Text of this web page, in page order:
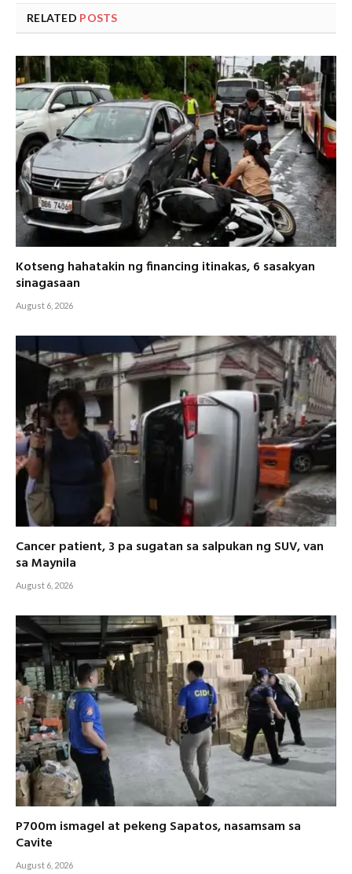
RELATED POSTS
Kotseng hahatakin ng financing itinakas, 6 sasakyan
sinagasaan
August 6, 2026
Cancer patient, 3 pa sugatan sa salpukan ng SUV, van
sa Maynila
August 6, 2026
P700m ismagel at pekeng Sapatos, nasamsam sa
Cavite
August 6, 2026